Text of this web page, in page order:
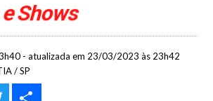
Shows
- atualizada em 23/03/2023 às 23h42
/ SP
Twitter